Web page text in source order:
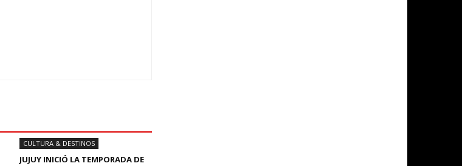
CULTURA & DESTINOS
JUJUY INICIÓ LA TEMPORADA DE